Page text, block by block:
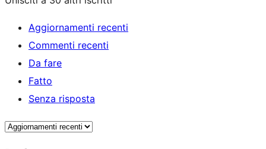
Aggiornamenti recenti
Commenti recenti
Da fare
Fatto
Senza risposta